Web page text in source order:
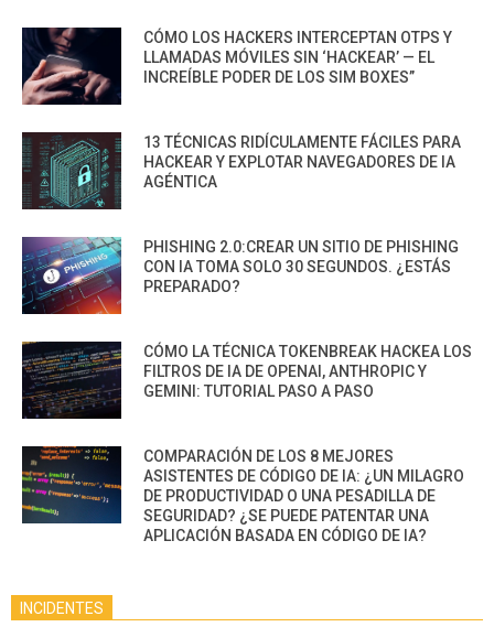
CÓMO LOS HACKERS INTERCEPTAN OTPS Y
LLAMADAS MÓVILES SIN ‘HACKEAR’ — EL
INCREÍBLE PODER DE LOS SIM BOXES”
13 TÉCNICAS RIDÍCULAMENTE FÁCILES PARA
HACKEAR Y EXPLOTAR NAVEGADORES DE IA
AGÉNTICA
PHISHING 2.0:CREAR UN SITIO DE PHISHING
CON IA TOMA SOLO 30 SEGUNDOS. ¿ESTÁS
PREPARADO?
CÓMO LA TÉCNICA TOKENBREAK HACKEA LOS
FILTROS DE IA DE OPENAI, ANTHROPIC Y
GEMINI: TUTORIAL PASO A PASO
COMPARACIÓN DE LOS 8 MEJORES
ASISTENTES DE CÓDIGO DE IA: ¿UN MILAGRO
DE PRODUCTIVIDAD O UNA PESADILLA DE
SEGURIDAD? ¿SE PUEDE PATENTAR UNA
APLICACIÓN BASADA EN CÓDIGO DE IA?
INCIDENTES